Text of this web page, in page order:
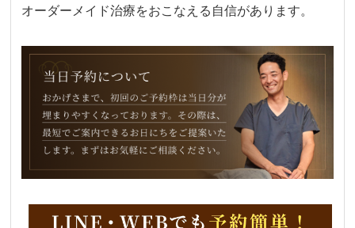
オーダーメイド治療をおこなえる自信があります。